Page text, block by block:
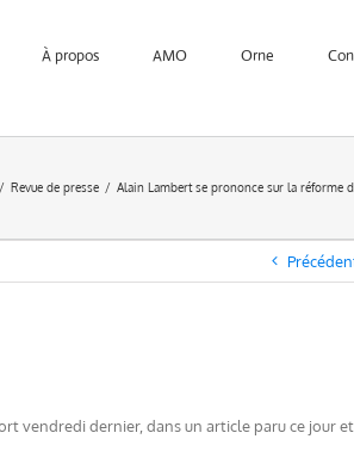
À propos AMO Orne
Revue de presse Alain Lambert se prononce sur la réforme
vendredi dernier, dans un article paru ce jour